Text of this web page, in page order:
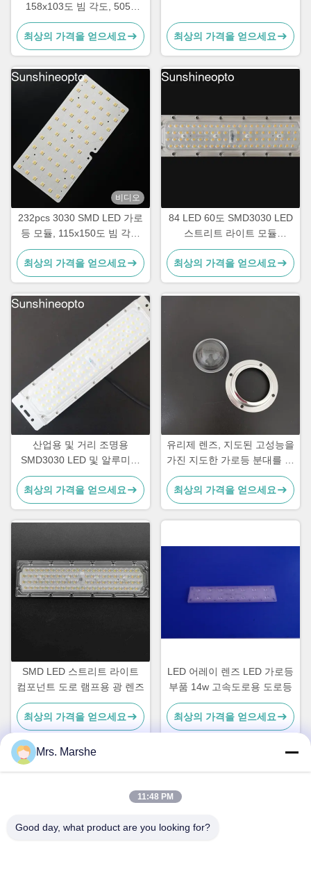
158x103도 빔 각도, 5050
SMD LED 칩 사용, 50W-
120W 보도 조명용
최상의 가격을 얻으세요 최상의 가격을 얻으세요
비디오
232pcs 3030 SMD LED 가로
등 모듈, 115x150도 빔 각도
및 광학 등급 PC 렌즈
최상의 가격을 얻으세요
84 LED 60도 SMD3030 LED
스트리트 라이트 모듈
140lm/w 효율과 PC 렌즈
최상의 가격을 얻으세요
산업용 및 거리 조명용
SMD3030 LED 및 알루미늄
히트싱크가 포함된 50W 90도
140lm/W 하이 베이 조명 모듈
최상의 가격을 얻으세요
유리제 렌즈, 지도된 고성능을
가진 지도한 가로등 분대를 반
영하십시오
최상의 가격을 얻으세요
SMD LED 스트리트 라이트
컴포넌트 도로 램프용 광 렌즈
최상의 가격을 얻으세요
LED 어레이 렌즈 LED 가로등
부품 14w 고속도로용 도로등
최상의 가격을 얻으세요
주소
Mrs. Marshe
11:48 PM
Good day, what product are you looking for?